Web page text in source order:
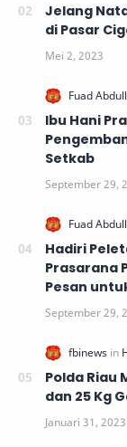
Jelang
di Pasar
Ibu Hani
Setkab
Hadiri
Prasarana
Pesan
Polda Riau
dan 25 Kg